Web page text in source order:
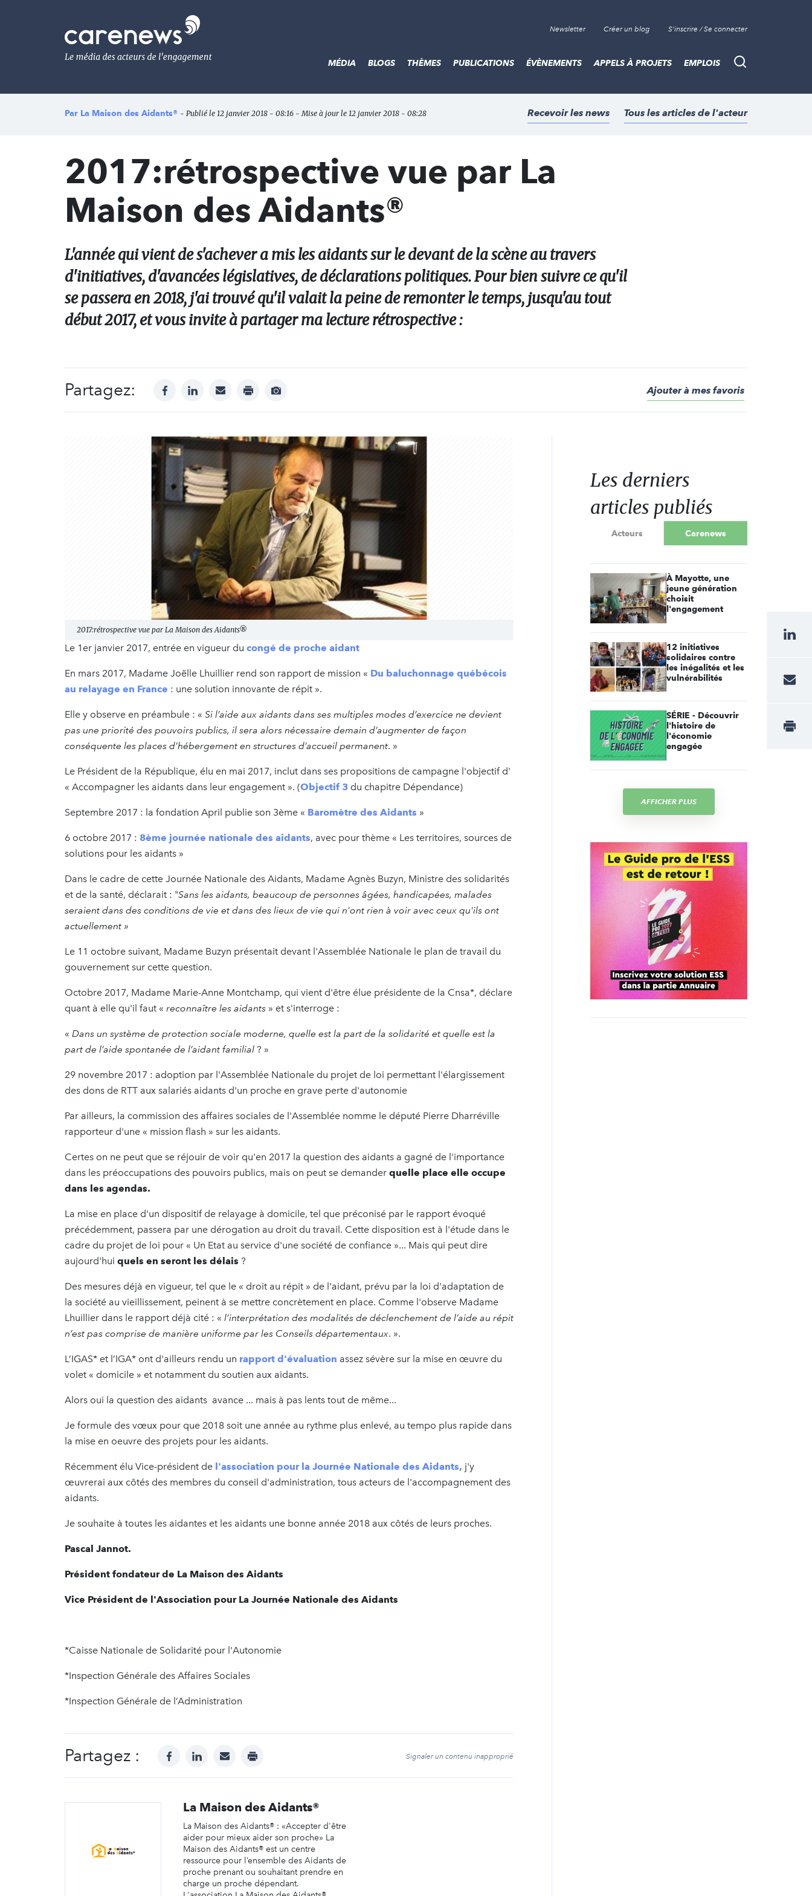
Le
média
de
l'engagement
Newsletter Créer un blog S'inscrire / Se connecter
Recherche
MÉDIA BLOGS THÈMES PUBLICATIONS ÉVÈNEMENTS APPELS À PROJETS EMPLOIS
Par La Maison des Aidants® - Publié le 12 janvier 2018 - 08:16 - Mise à jour le 12 janvier 2018 - 08:28 Recevoir les news Tous les articles de l'acteur
2017:rétrospective vue par La
Maison des Aidants®
L'année qui vient de s'achever a mis les aidants sur le devant de la scène au travers
d'initiatives, d'avancées législatives, de déclarations politiques. Pour bien suivre ce qu'il
se passera en 2018, j'ai trouvé qu'il valait la peine de remonter le temps, jusqu'au tout
début 2017, et vous invite à partager ma lecture rétrospective :
Partagez: facebooklinkedinmail print
Afficher
Ajouter à mes favoris
2017:rétrospective vue par La Maison des Aidants®
Le 1er janvier 2017, entrée en vigueur du congé de proche aidant
En mars 2017, Madame Joëlle Lhuillier rend son rapport de mission « Du baluchonnage québécois
au relayage en France : une solution innovante de répit ».
Elle y observe en préambule : « Si l’aide aux aidants dans ses multiples modes d’exercice ne devient
pas une priorité des pouvoirs publics, il sera alors nécessaire demain d’augmenter de façon
conséquente les places d’hébergement en structures d’accueil permanent. »
Le Président de la République, élu en mai 2017, inclut dans ses propositions de campagne l'objectif d'
« Accompagner les aidants dans leur engagement ». (Objectif 3 du chapitre Dépendance)
Septembre 2017 : la fondation April publie son 3ème « Baromètre des Aidants »
6 octobre 2017 : 8ème journée nationale des aidants, avec pour thème « Les territoires, sources de
solutions pour les aidants »
Dans le cadre de cette Journée Nationale des Aidants, Madame Agnès Buzyn, Ministre des solidarités
et de la santé, déclarait : "Sans les aidants, beaucoup de personnes âgées, handicapées, malades
seraient dans des conditions de vie et dans des lieux de vie qui n'ont rien à voir avec ceux qu'ils ont
actuellement »
Le 11 octobre suivant, Madame Buzyn présentait devant l'Assemblée Nationale le plan de travail du
gouvernement sur cette question.
Octobre 2017, Madame Marie-Anne Montchamp, qui vient d'être élue présidente de la Cnsa*, déclare
quant à elle qu'il faut « reconnaître les aidants » et s'interroge :
« Dans un système de protection sociale moderne, quelle est la part de la solidarité et quelle est la
part de l’aide spontanée de l’aidant familial ? »
29 novembre 2017 : adoption par l'Assemblée Nationale du projet de loi permettant l'élargissement
des dons de RTT aux salariés aidants d'un proche en grave perte d'autonomie
Par ailleurs, la commission des affaires sociales de l'Assemblée nomme le député Pierre Dharréville
rapporteur d'une « mission flash » sur les aidants.
Certes on ne peut que se réjouir de voir qu'en 2017 la question des aidants a gagné de l'importance
dans les préoccupations des pouvoirs publics, mais on peut se demander quelle place elle occupe
dans les agendas.
La mise en place d'un dispositif de relayage à domicile, tel que préconisé par le rapport évoqué
précédemment, passera par une dérogation au droit du travail. Cette disposition est à l'étude dans le
cadre du projet de loi pour « Un Etat au service d'une société de confiance »... Mais qui peut dire
aujourd'hui quels en seront les délais ?
Des mesures déjà en vigueur, tel que le « droit au répit » de l'aidant, prévu par la loi d'adaptation de
la société au vieillissement, peinent à se mettre concrètement en place. Comme l'observe Madame
Lhuillier dans le rapport déjà cité : « l’interprétation des modalités de déclenchement de l’aide au répit
n’est pas comprise de manière uniforme par les Conseils départementaux. ».
L’IGAS* et l’IGA* ont d'ailleurs rendu un rapport d'évaluation assez sévère sur la mise en œuvre du
volet « domicile » et notamment du soutien aux aidants.
Alors oui la question des aidants avance ... mais à pas lents tout de même...
Je formule des vœux pour que 2018 soit une année au rythme plus enlevé, au tempo plus rapide dans
la mise en oeuvre des projets pour les aidants.
Récemment élu Vice-président de l'association pour la Journée Nationale des Aidants, j'y
œuvrerai aux côtés des membres du conseil d'administration, tous acteurs de l'accompagnement des
aidants.
Je souhaite à toutes les aidantes et les aidants une bonne année 2018 aux côtés de leurs proches.
Pascal Jannot.
Président fondateur de La Maison des Aidants
Vice Président de l'Association pour La Journée Nationale des Aidants
*Caisse Nationale de Solidarité pour l'Autonomie
*Inspection Générale des Affaires Sociales
*Inspection Générale de l’Administration
Partagez : facebooklinkedinmail print Signaler un contenu inapproprié
La Maison des Aidants®
La Maison des Aidants® : «Accepter d'être
aider pour mieux aider son proche» La
Maison des Aidants® est un centre
ressource pour l’ensemble des Aidants de
proche prenant ou souhaitant prendre en
charge un proche dépendant.
Les derniers
articles publiés
Acteurs Carenews
À Mayotte, une
jeune génération
choisit
l'engagement
12 initiatives
solidaires contre
les inégalités et les
vulnérabilités
SÉRIE - Découvrir
l'histoire de
l'économie
engagée
AFFICHER PLUS